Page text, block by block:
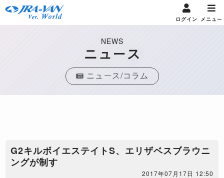
ログイン メニュー
NEWS
ニュース
ニュース/コラム
G2キルボイエステイトS、エリザベスブラウニ
ングが制す
2017年07月17日 12:50